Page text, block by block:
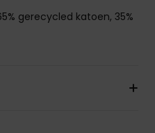
gerecycled katoen, 35%